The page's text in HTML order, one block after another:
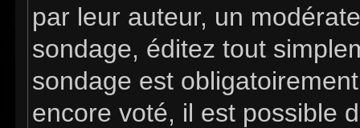
par leur auteur, un
sondage, éditez tout
sondage est
encore voté, il est possible